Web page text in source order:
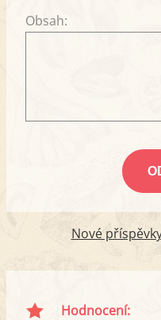
Obsah:
Nové
Hodnocení: